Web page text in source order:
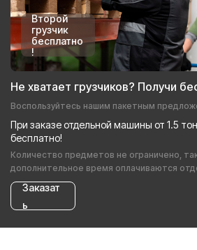
Второй
грузчик
бесплатно
!
Не хватает грузчиков? Получи
Воспользуйтесь нашим пакетным
При заказе отдельной машины от 1.5
бесплатно!
Количество предметов не ограничено,
дополнительное время оплачиваются
Заказат
ь